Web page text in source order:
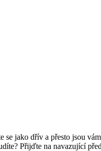
se jako dřív a přesto jsou
Přijďte na navazující